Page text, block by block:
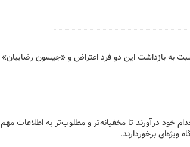
نسبت به بازداشت این دو فرد اعتراض و «جیسون رضاییان»
خود درآورند تا مخفیانه‌تر و مطلوب‌تر به اطلاعات مهم
ویژه‌ای برخوردارند.